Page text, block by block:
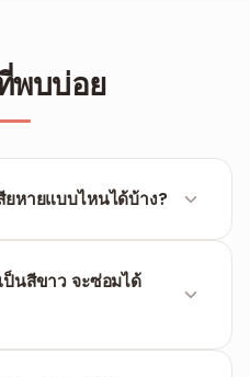
พบบ่อย
ยหายแบบไหนได้บ้าง?
จุดสิ้นสุดไฟล์หายไป ไม่
อกไปถาวรได้
ป็นสีขาว จะซ่อมได้